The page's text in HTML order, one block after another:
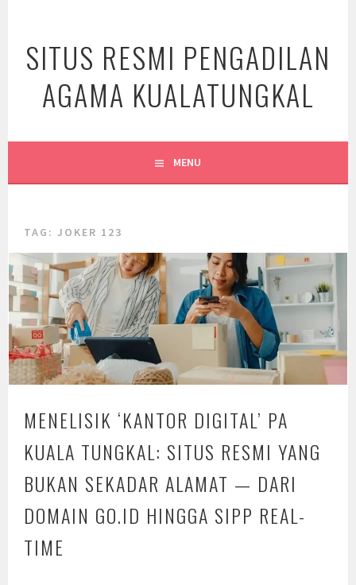
content
SITUS RESMI PENGADILAN
AGAMA KUALATUNGKAL
MENU
TAG:JOKER 123
MENELISIK ‘KANTOR DIGITAL’ PA
KUALA TUNGKAL: SITUS RESMI YANG
BUKAN SEKADAR ALAMAT — DARI
DOMAIN GO.ID HINGGA SIPP REAL-
TIME